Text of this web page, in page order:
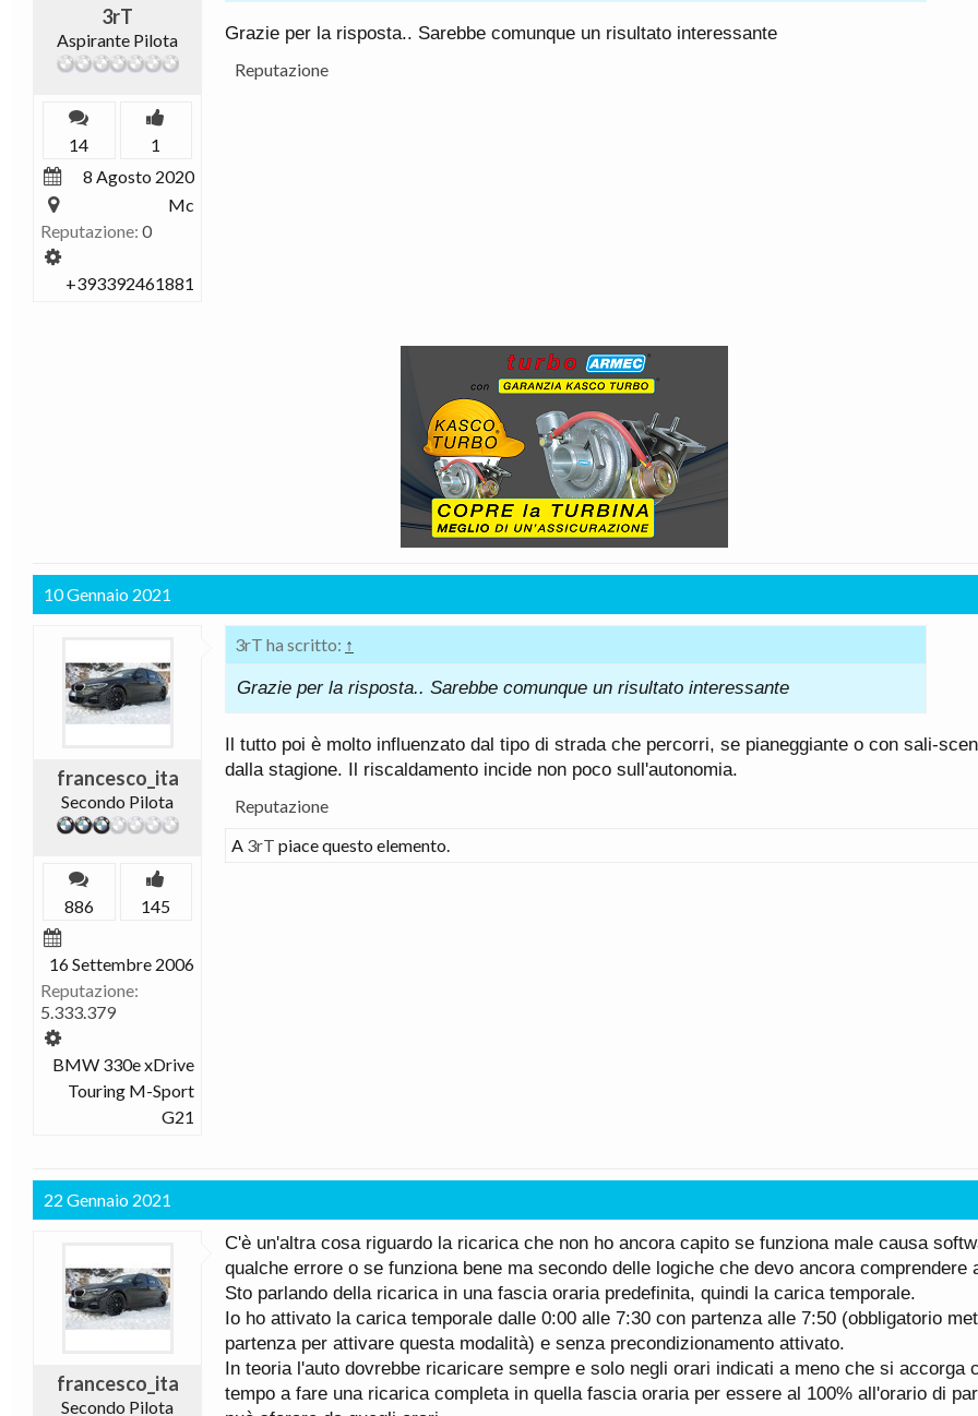
3rT
Aspirante Pilota
14
1
8 Agosto 2020
Mc
Reputazione: 0
+393392461881
Grazie per la risposta.. Sarebbe comunque un risultato interessante
Reputazione
10 Gennaio 2021
francesco_ita
Secondo Pilota
886 145
16 Settembre 2006
Reputazione:
5.333.379
BMW 330e xDrive
Touring M-Sport
G21
3rT ha scritto: ↑
Grazie per la risposta.. Sarebbe comunque un risultato interessante
Il tutto poi è molto influenzato dal tipo di strada che percorri, se pianeggiante o con sali-
dalla stagione. Il riscaldamento incide non poco sull'autonomia.
Reputazione
A 3rT piace questo elemento.
22 Gennaio 2021
francesco_ita
Secondo Pilota
C'è un'altra cosa riguardo la ricarica che non ho ancora capito se funziona male causa
qualche errore o se funziona bene ma secondo delle logiche che devo ancora comprendere
Sto parlando della ricarica in una fascia oraria predefinita, quindi la carica temporale.
Io ho attivato la carica temporale dalle 0:00 alle 7:30 con partenza alle 7:50 (obbligatorio
partenza per attivare questa modalità) e senza precondizionamento attivato.
In teoria l'auto dovrebbe ricaricare sempre e solo negli orari indicati a meno che si accorga
tempo a fare una ricarica completa in quella fascia oraria per essere al 100% all'orario di